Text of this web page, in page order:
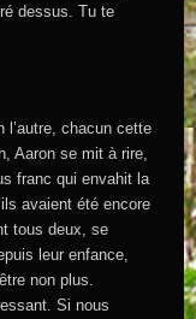
dessus. Tu te
l’autre, chacun cette
Aaron se mit à rire,
franc qui envahit la
avaient été encore
tous deux, se
leur enfance,
non plus.
Si nous